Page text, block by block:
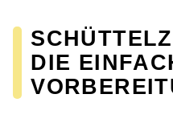
DIE